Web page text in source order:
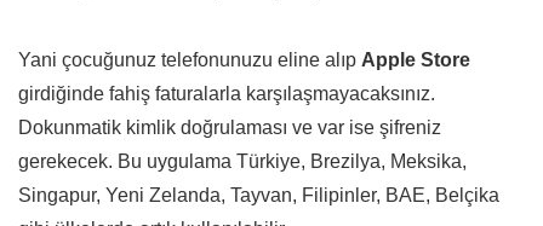
Yani çocuğunuz telefonunuzu eline alıp Apple Store
girdiğinde fahiş faturalarla karşılaşmayacaksınız.
Dokunmatik kimlik doğrulaması ve var ise şifreniz
gerekecek. Bu uygulama Türkiye, Brezilya, Meksika,
Singapur, Yeni Zelanda, Tayvan, Filipinler, BAE, Belçika